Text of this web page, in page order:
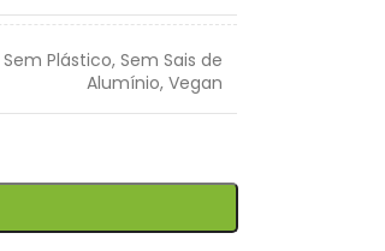
Sem Plástico, Sem Sais de
Alumínio, Vegan